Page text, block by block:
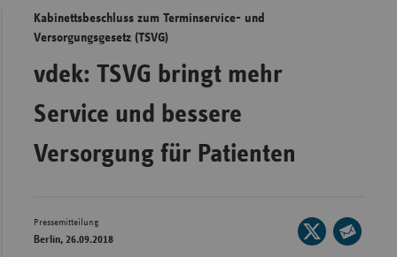
Kabinettsbeschluss zum Terminservice- und
Versorgungsgesetz (TSVG)
vdek: TSVG bringt mehr
Service und bessere
Versorgung für Patienten
Pressemitteilung
Berlin, 26.09.2018
Seite
auf